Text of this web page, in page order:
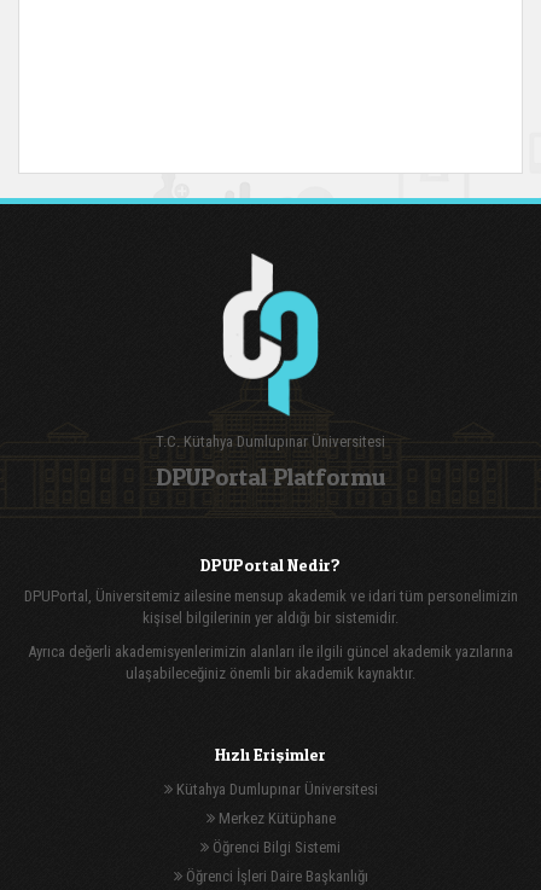
T.C. Kütahya Dumlupınar Üniversitesi
DPUPortal Platformu
DPUPortal Nedir?
DPUPortal, Üniversitemiz ailesine mensup akademik ve idari tüm personelimizin
kişisel bilgilerinin yer aldığı bir sistemidir.
Ayrıca değerli akademisyenlerimizin alanları ile ilgili güncel akademik yazılarına
ulaşabileceğiniz önemli bir akademik kaynaktır.
Hızlı Erişimler
Kütahya Dumlupınar Üniversitesi
Merkez Kütüphane
Öğrenci Bilgi Sistemi
Öğrenci İşleri Daire Başkanlığı